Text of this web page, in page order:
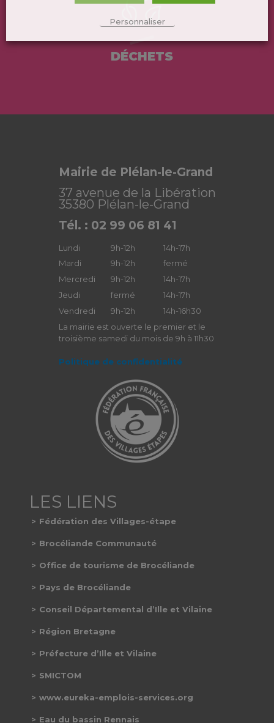
DÉCHETS
Mairie de Plélan-le-Grand
37 avenue de la Libération
35380 Plélan-le-Grand
Tél. : 02 99 06 81 41
Lundi 9h-12h
14h-17h
Mardi
9h-12h
fermé
Mercredi
9h-12h
14h-17h
Jeudi
fermé
14h-17h
Vendredi
9h-12h
14h-16h30
La mairie est ouverte le premier et le
troisième samedi du mois de 9h à 11h30
Politique de confidentialité
Fédération des Villages-étape
Brocéliande Communauté
Office de tourisme de Brocéliande
Pays de Brocéliande
Conseil Départemental d’Ille et Vilaine
Région Bretagne
Préfecture d’Ille et Vilaine
SMICTOM
www.eureka-emplois-services.org
Eau du bassin Rennais
Personnaliser